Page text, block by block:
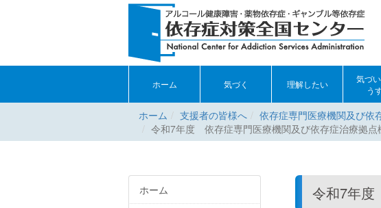
ホーム 気づく 理解したい
気づ
う
ホーム 支援者の皆様へ
依存症専門医療機関及び依
令和7年度 依存症専門医療機関及び依存症治療拠点
令和7年度
ホーム